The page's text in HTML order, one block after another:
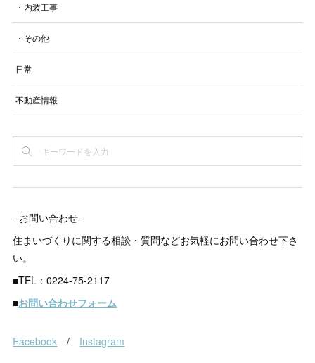
・内装工事
・その他
日常
不動産情報
- お問い合わせ -
住まいづくりに関する相談・質問などお気軽にお問い合わせ下さ
い。
■TEL：0224-75-2117
■お問い合わせフォーム
Facebook / Instagram